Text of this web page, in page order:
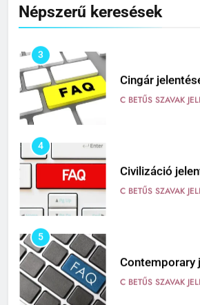
Népszerű keresések
C BETŰS SZAVAK
3
Cingár jelentése
4
Civilizáció
5
Contemporary